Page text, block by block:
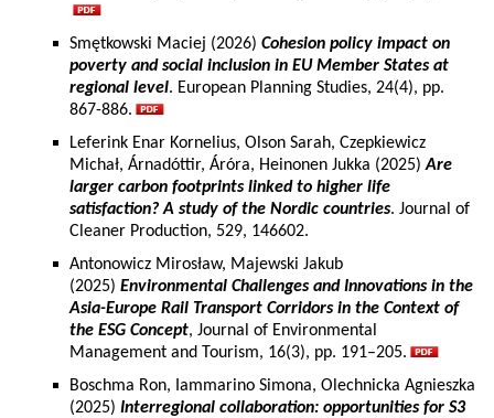
Smętkowski Maciej (2026) Cohesion policy impact on
poverty and social inclusion in EU Member States at
regional level. European Planning Studies, 24(4), pp.
867-886.
Leferink Enar Kornelius, Olson Sarah, Czepkiewicz
Michał, Árnadóttir, Áróra, Heinonen Jukka (2025)Are
larger carbon footprints linked to higher life
satisfaction? A study of the Nordic countries. Journal of
Cleaner Production, 529, 146602.
Antonowicz Mirosław, Majewski Jakub
(2025) Environmental Challenges and Innovations in the
Asia-Europe Rail Transport Corridors in the Context of
the ESG Concept, Journal of Environmental
Management and Tourism, 16(3), pp. 191–205.
Boschma Ron, Iammarino Simona, Olechnicka Agnieszka
(2025) Interregional collaboration: opportunities for S3